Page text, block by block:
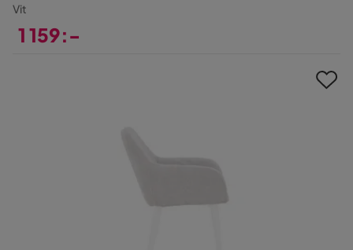
Vit
1 159:-